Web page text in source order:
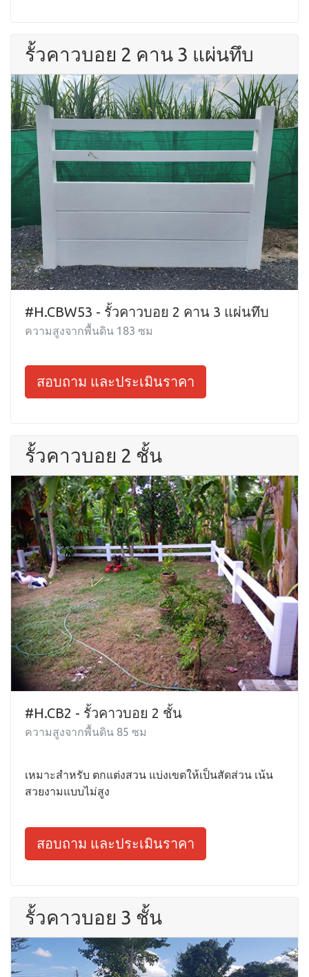
รั้วคาวบอย 2 คาน 3 แผ่นทึบ
#H.CBW53 - รั้วคาวบอย 2 คาน 3 แผ่นทึบ
ความสูงจากพื้นดิน 183 ซม
สอบถาม และประเมินราคา
รั้วคาวบอย 2 ชั้น
#H.CB2 - รั้วคาวบอย 2 ชั้น
ความสูงจากพื้นดิน 85 ซม
เหมาะสำหรับ ตกแต่งสวน แบ่งเขตให้เป็นสัดส่วน เน้น
สวยงามแบบไม่สูง
สอบถาม และประเมินราคา
รั้วคาวบอย 3 ชั้น